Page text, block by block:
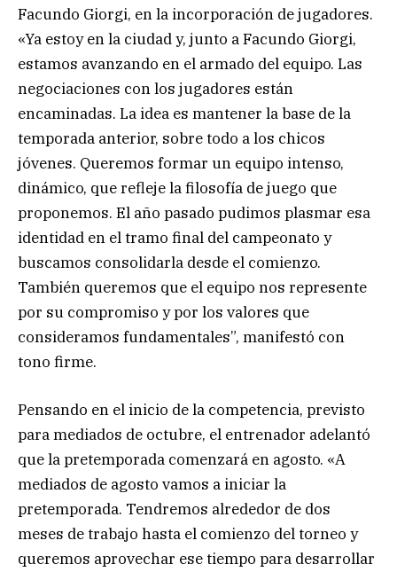
Facundo Giorgi, en la incorporación de jugadores.
«Ya estoy en la ciudad y, junto a Facundo Giorgi,
estamos avanzando en el armado del equipo. Las
negociaciones con los jugadores están
encaminadas. La idea es mantener la base de la
temporada anterior, sobre todo a los chicos
jóvenes. Queremos formar un equipo intenso,
dinámico, que refleje la filosofía de juego que
proponemos. El año pasado pudimos plasmar esa
identidad en el tramo final del campeonato y
buscamos consolidarla desde el comienzo.
También queremos que el equipo nos represente
por su compromiso y por los valores que
consideramos fundamentales”, manifestó con
tono firme.
Pensando en el inicio de la competencia, previsto
para mediados de octubre, el entrenador adelantó
que la pretemporada comenzará en agosto. «A
mediados de agosto vamos a iniciar la
pretemporada. Tendremos alrededor de dos
meses de trabajo hasta el comienzo del torneo y
queremos aprovechar ese tiempo para desarrollar